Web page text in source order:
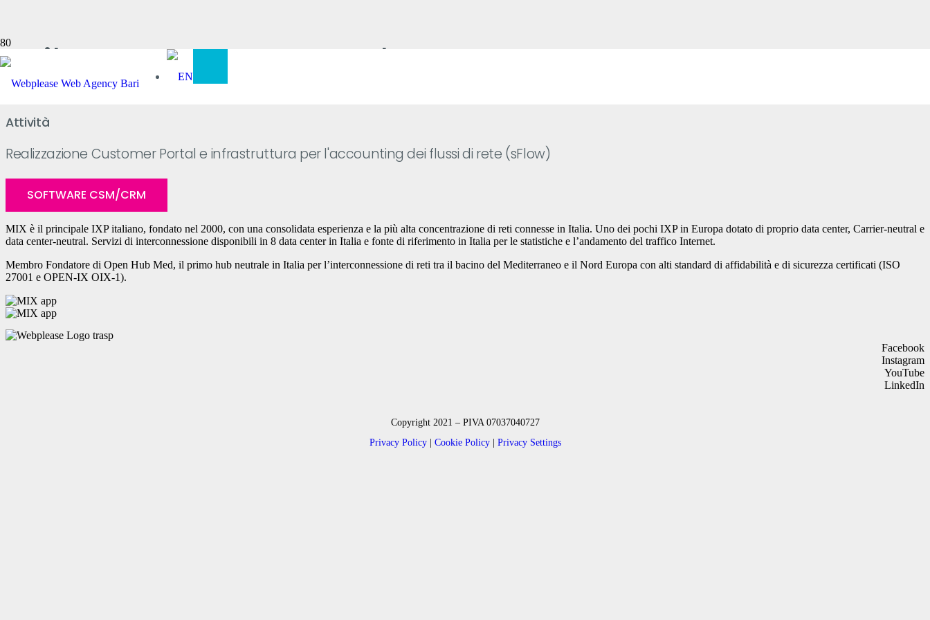
Milan Internet eXchange
Attività
Realizzazione Customer Portal e infrastruttura per l'accounting dei flussi di rete (sFlow)
SOFTWARE CSM/CRM
MIX è il principale IXP italiano, fondato nel 2000, con una consolidata esperienza e la più alta concentrazione di reti connesse in Italia. Uno dei pochi IXP in Europa dotato di proprio data center, Carrier-neutral e
data center-neutral. Servizi di interconnessione disponibili in 8 data center in Italia e fonte di riferimento in Italia per le statistiche e l’andamento del traffico Internet.
Membro Fondatore di Open Hub Med, il primo hub neutrale in Italia per l’interconnessione di reti tra il bacino del Mediterraneo e il Nord Europa con alti standard di affidabilità e di sicurezza certificati (ISO
27001 e OPEN-IX OIX-1).
Facebook
Instagram
YouTube
LinkedIn
Copyright 2021 – PIVA 07037040727
Privacy Policy| Cookie Policy| Privacy Settings